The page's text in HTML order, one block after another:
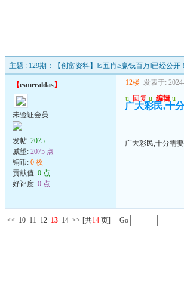
主题 : 129期：【创富资料】‖≤五肖≥赢钱百万‖已经公开！
【esmeraldas】
未验证会员
发帖: 2075
威望: 2075 点
铜币: 0 枚
贡献值: 0 点
好评度: 0 点
12楼 发表于:
u 回复 u 编辑 u
广大彩民,十
广大彩民,十分需
<< 10 11 12 13 14 >> [共14 页] Go